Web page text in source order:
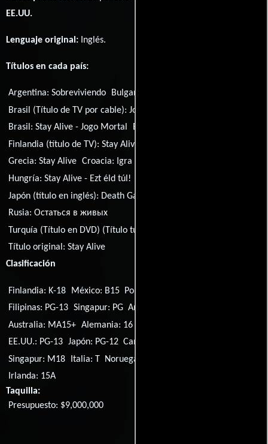
EE.UU.
Lenguaje original: Inglés.
Títulos en cada país:
Argentina:Sobreviviendo Bulgaria (título búlgaro):
Brasil (Título de TV por cable):Jogo Mortal
Brasil:Stay Alive - Jogo Mortal España:
Finlandia (título de TV):Stay Alive - taistele tai kuole
Grecia:Stay Alive Croacia: Igra smrti
Hungría:Stay Alive - Ezt éld túl!
Japón (título en inglés): Death Game
Rusia:Остаться в живых
Turquía (Título en DVD) (Título turco):
Título original:Stay Alive
Clasificación
Finlandia: K-18 México: B15 Portugal: M/16
Filipinas: PG-13 Singapur: PG Argentina: 13
Australia: MA15+ Alemania: 16
EE.UU.: PG-13 Japón: PG-12 Canadá: 14A
Singapur: M18
Italia: T Noruega: 15
Irlanda: 15A
Taquilla:
Presupuesto: $9,000,000